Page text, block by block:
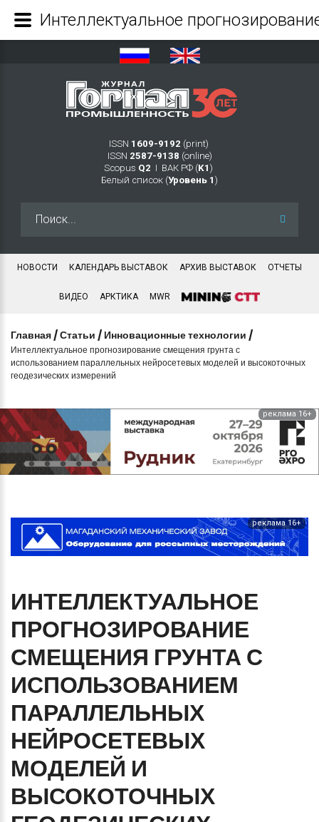
ISSN 1609-9192 (print)
ISSN 2587-9138 (online)
Scopus Q2 Ι ВАК РФ (K1 )
Белый список (Уровень 1 )
НОВОСТИ КАЛЕНДАРЬ ВЫСТАВОК АРХИВ ВЫСТАВОК ОТЧЕТЫ
ВИДЕО АРКТИКА MWR
Главная /Статьи / Инновационные технологии /
Интеллектуальное прогнозирование смещения грунта с
использованием параллельных нейросетевых моделей и высокоточных
геодезических измерений
реклама 16+
реклама 16+
ИНТЕЛЛЕКТУАЛЬНОЕ
ПРОГНОЗИРОВАНИЕ
СМЕЩЕНИЯ ГРУНТА С
ИСПОЛЬЗОВАНИЕМ
ПАРАЛЛЕЛЬНЫХ
НЕЙРОСЕТЕВЫХ
МОДЕЛЕЙ И
ВЫСОКОТОЧНЫХ